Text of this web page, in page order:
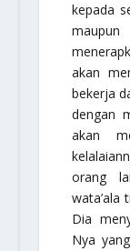
kepada
akan
bekerja
dengan
akan
orang
wata’ala
Dia
Nya